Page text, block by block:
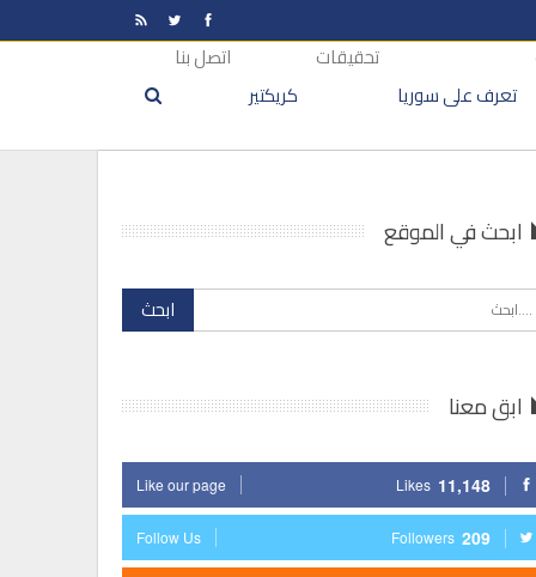
تعرف على سوريا
تحقيقات
كريكتير
اتصل بنا
ابحث في الموقع
ابق معنا
11,148
Likes
Like our page
209
Followers
Follow Us